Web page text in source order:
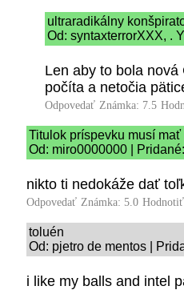
ultraradikálny
Od: syntaxterrorXXX, .
Len aby to bola
počíta a netočia
Odpovedať Známka: 7.5
Titulok príspevku musí
Od: miro0000000 |
nikto ti nedokáže dať
Odpovedať Známka: 5.0
toluén
Od: pjetro de mentos |
i like my balls and intel